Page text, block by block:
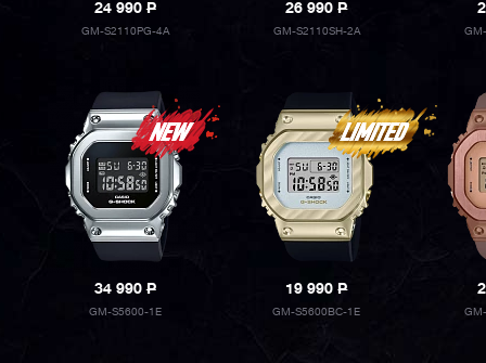
24 990P
GM-S2110PG-4A
26 990P
GM-S2110SH-2A
34 990P
GM-S5600-1E
19 990P
GM-S5600BC-1E